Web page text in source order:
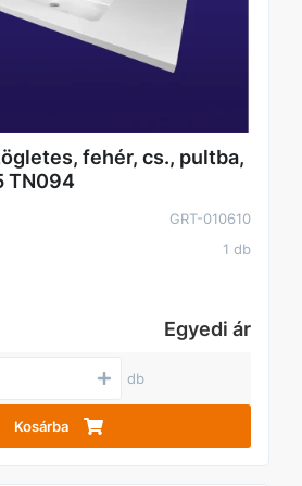
fehér, cs., pultba,
TN094
GRT-010610
1 db
Egyedi ár
db
Kosárba